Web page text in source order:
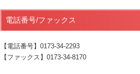
電話番号/ファックス
【電話番号】0173-34-2293
【ファックス】0173-34-8170